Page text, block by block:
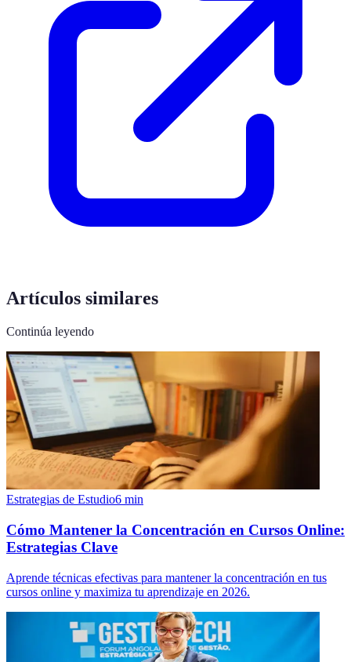
Artículos similares
Continúa leyendo
Estrategias de Estudio6 min
Cómo Mantener la Concentración en Cursos Online:
Estrategias Clave
Aprende técnicas efectivas para mantener la concentración en tus
cursos online y maximiza tu aprendizaje en 2026.